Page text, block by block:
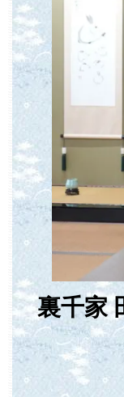
裏千家